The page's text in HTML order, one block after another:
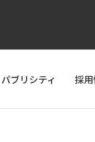
パブリシティ 採